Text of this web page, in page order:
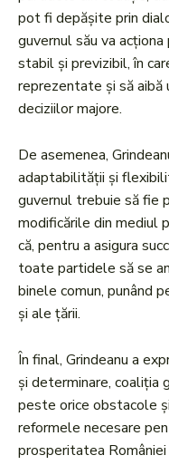
pot fi depășite prin
guvernul său va
stabil și previzibil, în
reprezentate și să aibă
deciziilor majore.
De asemenea,
adaptabilității și
guvernul trebuie să fie
modificările din mediul
că, pentru a asigura
toate partidele să se
binele comun, punând
și ale țării.
În final, Grindeanu a
și determinare, coaliția
peste orice obstacole
reformele necesare
prosperitatea